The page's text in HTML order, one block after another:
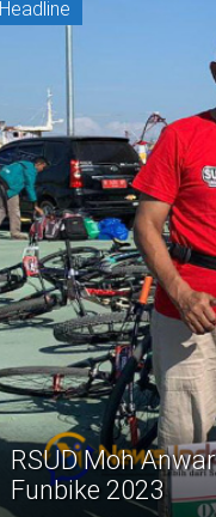
Headline
RSUD Moh
Funbike 2023